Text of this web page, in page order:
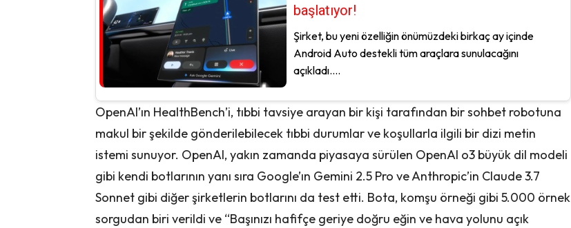
başlatıyor!
Şirket, bu yeni özelliğin önümüzdeki birkaç ay içinde
Android Auto destekli tüm araçlara sunulacağını
açıkladı....
OpenAI’ın HealthBench’i, tıbbi tavsiye arayan bir kişi tarafından bir sohbet robotuna
makul bir şekilde gönderilebilecek tıbbi durumlar ve koşullarla ilgili bir dizi metin
istemi sunuyor. OpenAI, yakın zamanda piyasaya sürülen OpenAI o3 büyük dil modeli
gibi kendi botlarının yanı sıra Google’ın Gemini 2.5 Pro ve Anthropic’in Claude 3.7
Sonnet gibi diğer şirketlerin botlarını da test etti. Bota, komşu örneği gibi 5.000 örnek
sorgudan biri verildi ve “Başınızı hafifçe geriye doğru eğin ve hava yolunu açık